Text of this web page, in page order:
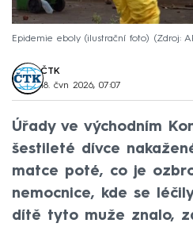
Epidemie eboly (ilustrační foto) Zdroj:
ČTK
18. čvn 2026, 07:07
Úřady ve východním
šestileté dívce
matce poté, co je
nemocnice, kde se
dítě tyto muže znalo,